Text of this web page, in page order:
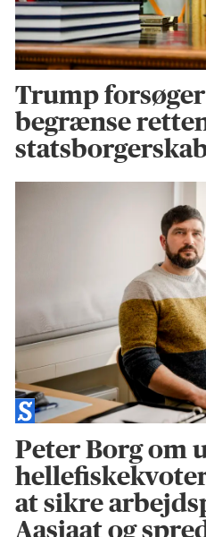
Trump
begrænse
Peter Borg om
at sikre
Aasiaat og